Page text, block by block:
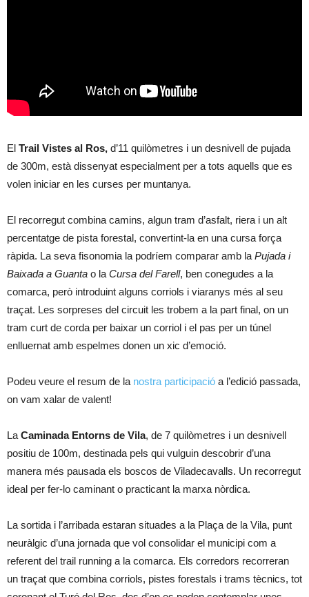
El Trail Vistes al Ros, d’11 quilòmetres i un desnivell de pujada
de 300m, està dissenyat especialment per a tots aquells que es
volen iniciar en les curses per muntanya.
El recorregut combina camins, algun tram d’asfalt, riera i un alt
percentatge de pista forestal, convertint-la en una cursa força
ràpida. La seva fisonomia la podríem comparar amb la Pujada i
Baixada a Guanta o la Cursa del Farell, ben conegudes a la
comarca, però introduint alguns corriols i viaranys més al seu
traçat. Les sorpreses del circuit les trobem a la part final, on un
tram curt de corda per baixar un corriol i el pas per un túnel
enlluernat amb espelmes donen un xic d’emoció.
Podeu veure el resum de la nostra participació a l’edició passada,
on vam xalar de valent!
La Caminada Entorns de Vila, de 7 quilòmetres i un desnivell
positiu de 100m, destinada pels qui vulguin descobrir d’una
manera més pausada els boscos de Viladecavalls. Un recorregut
ideal per fer-lo caminant o practicant la marxa nòrdica.
La sortida i l’arribada estaran situades a la Plaça de la Vila, punt
neuràlgic d’una jornada que vol consolidar el municipi com a
referent del trail running a la comarca. Els corredors recorreran
un traçat que combina corriols, pistes forestals i trams tècnics, tot